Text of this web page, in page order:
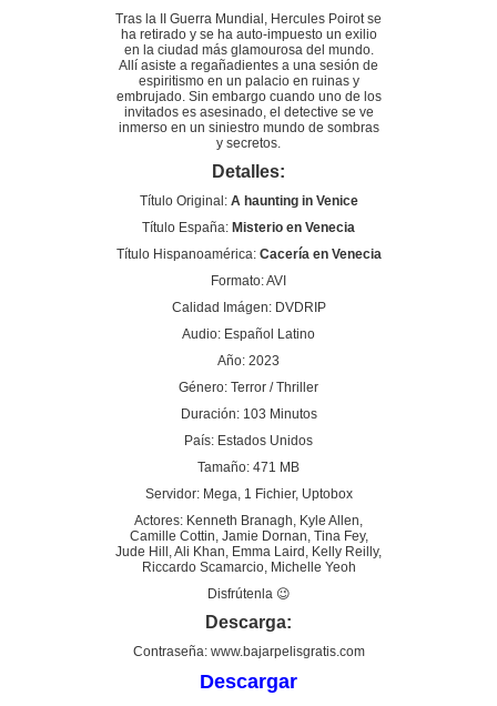
Tras la II Guerra Mundial, Hercules Poirot se
ha retirado y se ha auto-impuesto un exilio
en la ciudad más glamourosa del mundo.
Allí asiste a regañadientes a una sesión de
espiritismo en un palacio en ruinas y
embrujado. Sin embargo cuando uno de los
invitados es asesinado, el detective se ve
inmerso en un siniestro mundo de sombras
y secretos.
Detalles:
Título Original: A haunting in Venice
Título España: Misterio en Venecia
Título Hispanoamérica: Cacería en Venecia
Formato: AVI
Calidad Imágen: DVDRIP
Audio: Español Latino
Año: 2023
Género: Terror / Thriller
Duración: 103 Minutos
País: Estados Unidos
Tamaño: 471 MB
Servidor: Mega, 1 Fichier, Uptobox
Actores: Kenneth Branagh, Kyle Allen,
Camille Cottin, Jamie Dornan, Tina Fey,
Jude Hill, Ali Khan, Emma Laird, Kelly Reilly,
Riccardo Scamarcio, Michelle Yeoh
Disfrútenla 😉
Descarga:
Contraseña: www.bajarpelisgratis.com
Descargar